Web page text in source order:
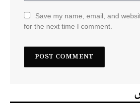
Save my name, email, and
for the next time I comment.